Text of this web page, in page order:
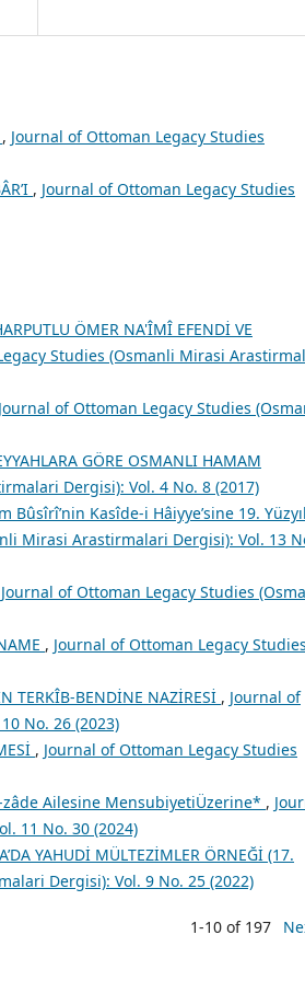
, Journal of Ottoman Legacy Studies
, Journal of Ottoman Legacy Studies
ÖMER NA'ÎMÎ EFENDİ VE
Studies (Osmanli Mirasi
Journal of Ottoman Legacy Studies
GÖRE OSMANLI HAMAM
Dergisi): Vol. 4 No. 8 (2017)
Kasîde-i Hâiyye’sine 19.
Mirasi Arastirmalari Dergisi): Vol. 13
Journal of Ottoman Legacy Studies
, Journal of Ottoman Legacy Studies
TERKÎB-BENDİNE NAZİRESİ , Journal of
No. 26 (2023)
, Journal of Ottoman Legacy Studies
zâde Ailesine MensubiyetiÜzerine* ,
11 No. 30 (2024)
YAHUDİ MÜLTEZİMLER ÖRNEĞİ (17.
Dergisi): Vol. 9 No. 25 (2022)
1-10 of 197